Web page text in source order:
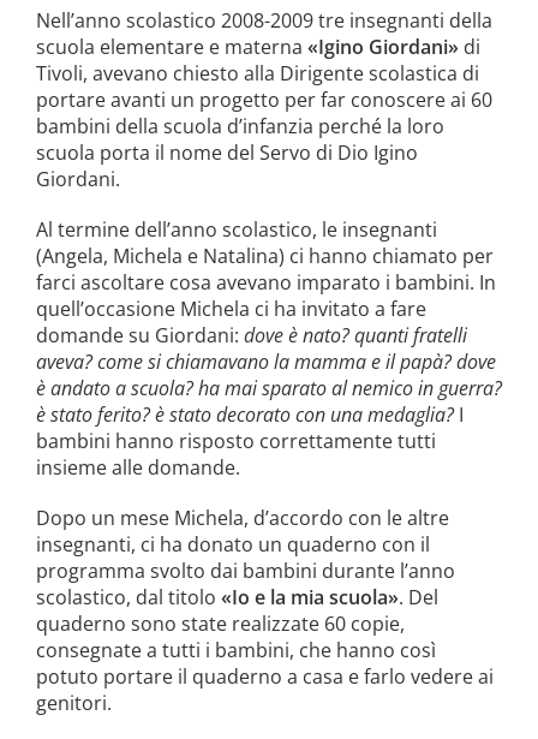
notizie
Nell’anno scolastico 2008-2009 tre insegnanti della
scuola elementare e materna «Igino Giordani»di
Tivoli, avevano chiesto alla Dirigente scolastica di
portare avanti un progetto per far conoscere ai 60
bambini della scuola d’infanzia perché la loro
scuola porta il nome del Servo di Dio Igino
Giordani.
Al termine dell’anno scolastico, le insegnanti
(Angela, Michela e Natalina) ci hanno chiamato per
farci ascoltare cosa avevano imparato i bambini. In
quell’occasione Michela ci ha invitato a fare
domande su Giordani: dove è nato? quanti fratelli
aveva? come si chiamavano la mamma e il papà? dove
è andato a scuola? ha mai sparato al nemico in guerra?
è stato ferito? è stato decorato con una medaglia?I
bambini hanno risposto correttamente tutti
insieme alle domande.
Dopo un mese Michela, d’accordo con le altre
insegnanti, ci ha donato un quaderno con il
programma svolto dai bambini durante l’anno
scolastico, dal titolo «Io e la mia scuola». Del
quaderno sono state realizzate 60 copie,
consegnate a tutti i bambini, che hanno così
potuto portare il quaderno a casa e farlo vedere ai
genitori.